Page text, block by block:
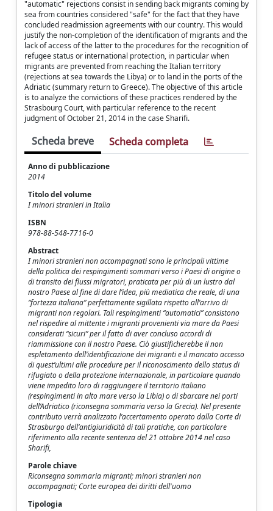
"automatic" rejections consist in sending back migrants coming by
sea from countries considered "safe" for the fact that they have
concluded readmission agreements with our country. This would
justify the non-completion of the identification of migrants and the
lack of access of the latter to the procedures for the recognition of
refugee status or international protection, in particular when
migrants are prevented from reaching the Italian territory
(rejections at sea towards the Libya) or to land in the ports of the
Adriatic (summary return to Greece). The objective of this article
is to analyze the convictions of these practices rendered by the
Strasbourg Court, with particular reference to the recent
judgment of October 21, 2014 in the case Sharifi.
Scheda breve Scheda completa
Anno di pubblicazione
2014
Titolo del volume
I minori stranieri in Italia
ISBN
978-88-548-7716-0
Abstract
I minori stranieri non accompagnati sono le principali vittime
della politica dei respingimenti sommari verso i Paesi di origine o
di transito dei flussi migratori, praticata per più di un lustro dal
nostro Paese al fine di dare l’idea, più mediatica che reale, di una
“fortezza italiana” perfettamente sigillata rispetto all’arrivo di
migranti non regolari. Tali respingimenti “automatici” consistono
nel rispedire al mittente i migranti provenienti via mare da Paesi
considerati “sicuri” per il fatto di aver concluso accordi di
riammissione con il nostro Paese. Ciò giustificherebbe il non
espletamento dell’identificazione dei migranti e il mancato accesso
di quest’ultimi alle procedure per il riconoscimento dello status di
rifugiato o della protezione internazionale, in particolare quando
viene impedito loro di raggiungere il territorio italiano
(respingimenti in alto mare verso la Libia) o di sbarcare nei porti
dell’Adriatico (riconsegna sommaria verso la Grecia). Nel presente
contributo verrà analizzato l’accertamento operato dalla Corte di
Strasburgo dell’antigiuridicità di tali pratiche, con particolare
riferimento alla recente sentenza del 21 ottobre 2014 nel caso
Sharifi,
Parole chiave
Riconsegna sommaria migranti; minori stranieri non
accompagnati; Corte europea dei diritti dell'uomo
Tipologia